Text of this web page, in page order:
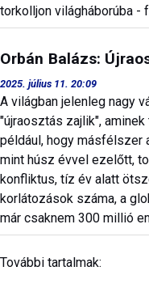
torkolljon világháborúba -
Orbán Balázs:
2025. július 11. 20:09
A világban jelenleg nagy
"újraosztás zajlik",
például, hogy másfélszer
mint húsz évvel ezelőtt,
konfliktus, tíz év alatt
korlátozások száma, a
már csaknem 300 millió
További tartalmak: